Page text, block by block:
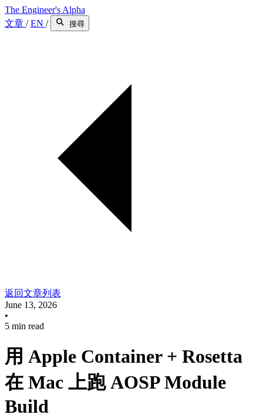
The Engineer's Alpha
文章 / EN / 搜尋
返回文章列表
June 13, 2026
•
5 min read
用 Apple Container + Rosetta
在 Mac 上跑 AOSP Module
Build